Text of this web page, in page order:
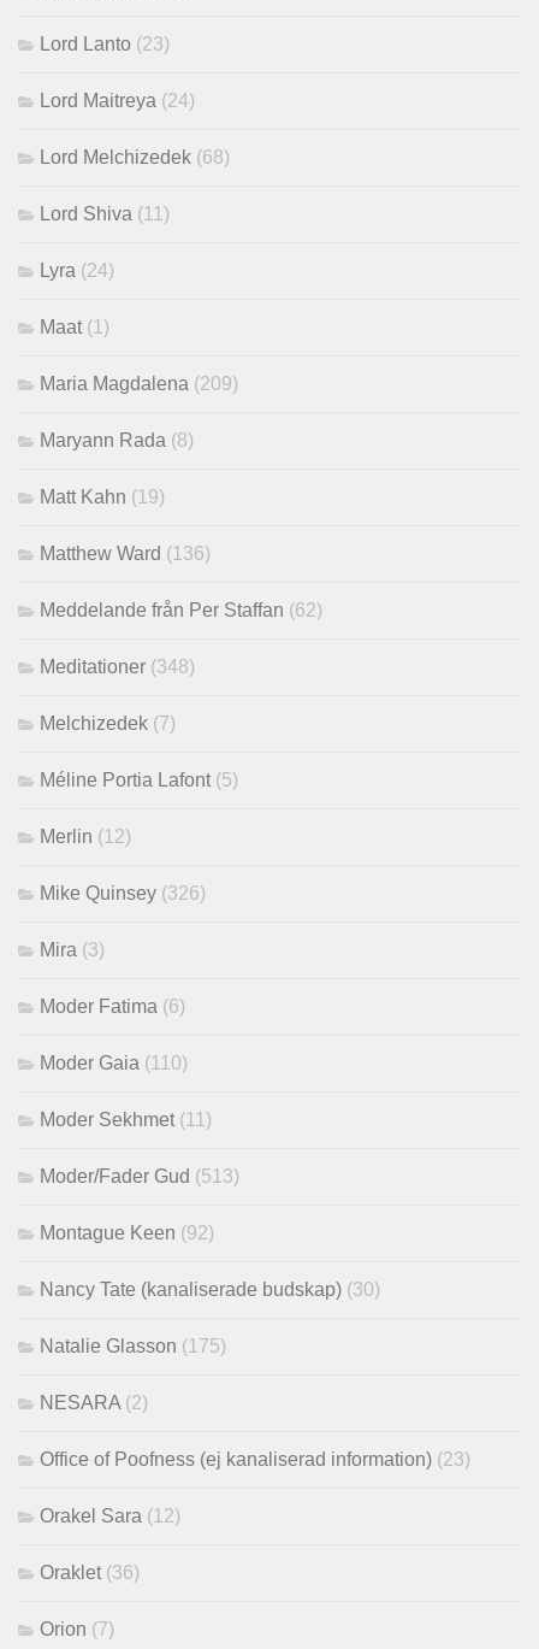
Lord Lanto (23)
Lord Maitreya (24)
Lord Melchizedek (68)
Lord Shiva (11)
Lyra (24)
Maat (1)
Maria Magdalena (209)
Maryann Rada (8)
Matt Kahn (19)
Matthew Ward (136)
Meddelande från Per Staffan (62)
Meditationer (348)
Melchizedek (7)
Méline Portia Lafont (5)
Merlin (12)
Mike Quinsey (326)
Mira (3)
Moder Fatima (6)
Moder Gaia (110)
Moder Sekhmet (11)
Moder/Fader Gud (513)
Montague Keen (92)
Nancy Tate (kanaliserade budskap) (30)
Natalie Glasson (175)
NESARA (2)
Office of Poofness (ej kanaliserad information) (23)
Orakel Sara (12)
Oraklet (36)
Orion (7)